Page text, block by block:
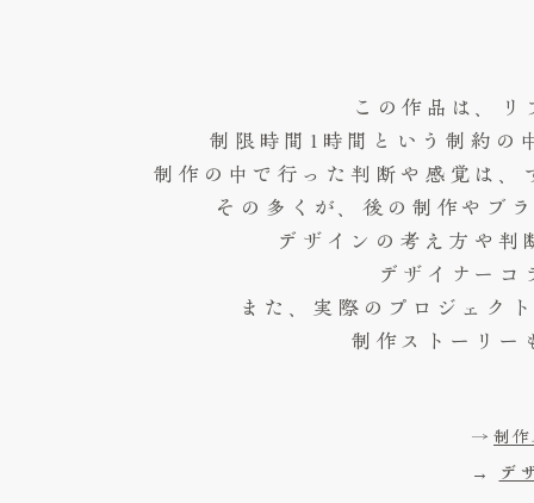
この作品は、リ
制限時間1時間という制約の
制作の中で行った判断や感覚は
その多くが、後の制作やブ
デザインの考え方や判
デザイナーコ
また、実際のプロジェク
制作ストーリー
→ 制作
→ デ